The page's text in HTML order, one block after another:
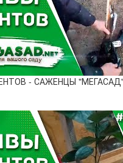
- САЖЕНЦЫ "МЕГАСАД"